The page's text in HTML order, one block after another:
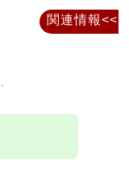
関連情報<<